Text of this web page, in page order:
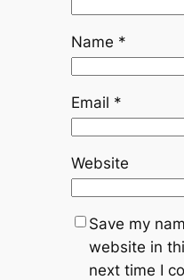
Name *
Email *
Website
Save my
website in
next time I